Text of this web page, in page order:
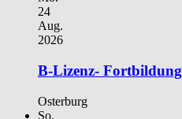
24
Aug.
2026
B-Lizenz- Fortbildung
Osterburg
So.